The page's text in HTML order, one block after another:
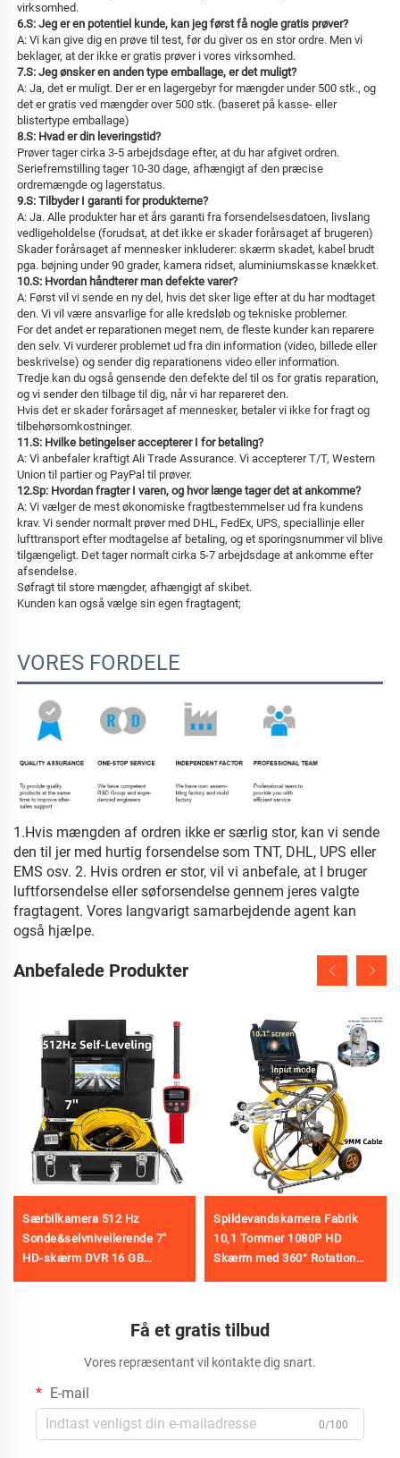
virksomhed.
6.S: Jeg er en potentiel kunde, kan jeg først få nogle gratis prøver?
A: Vi kan give dig en prøve til test, før du giver os en stor ordre. Men vi
beklager, at der ikke er gratis prøver i vores virksomhed.
7.S: Jeg ønsker en anden type emballage, er det muligt?
A: Ja, det er muligt. Der er en lagergebyr for mængder under 500 stk., og
det er gratis ved mængder over 500 stk. (baseret på kasse- eller
blistertype emballage)
8.S: Hvad er din leveringstid?
Prøver tager cirka 3-5 arbejdsdage efter, at du har afgivet ordren.
Seriefremstilling tager 10-30 dage, afhængigt af den præcise
ordremængde og lagerstatus.
9.S: Tilbyder I garanti for produkterne?
A: Ja. Alle produkter har et års garanti fra forsendelsesdatoen, livslang
vedligeholdelse (forudsat, at det ikke er skader forårsaget af brugeren)
Skader forårsaget af mennesker inkluderer: skærm skadet, kabel brudt
pga. bøjning under 90 grader, kamera ridset, aluminiumskasse knækket.
10.S: Hvordan håndterer man defekte varer?
A: Først vil vi sende en ny del, hvis det sker lige efter at du har modtaget
den. Vi vil være ansvarlige for alle kredsløb og tekniske problemer.
For det andet er reparationen meget nem, de fleste kunder kan reparere
den selv. Vi vurderer problemet ud fra din information (video, billede eller
beskrivelse) og sender dig reparationens video eller information.
Tredje kan du også gensende den defekte del til os for gratis reparation,
og vi sender den tilbage til dig, når vi har repareret den.
Hvis det er skader forårsaget af mennesker, betaler vi ikke for fragt og
tilbehørsomkostninger.
11.S: Hvilke betingelser accepterer I for betaling?
A: Vi anbefaler kraftigt Ali Trade Assurance. Vi accepterer T/T, Western
Union til partier og PayPal til prøver.
12.Sp: Hvordan fragter I varen, og hvor længe tager det at ankomme?
A: Vi vælger de mest økonomiske fragtbestemmelser ud fra kundens
krav. Vi sender normalt prøver med DHL, FedEx, UPS, speciallinje eller
lufttransport efter modtagelse af betaling, og et sporingsnummer vil blive
tilgængeligt. Det tager normalt cirka 5-7 arbejdsdage at ankomme efter
afsendelse.
Søfragt til store mængder, afhængigt af skibet.
Kunden kan også vælge sin egen fragtagent;
VORES FORDELE
1.Hvis mængden af ordren ikke er særlig stor, kan vi sende
den til jer med hurtig forsendelse som TNT, DHL, UPS eller
EMS osv. 2. Hvis ordren er stor, vil vi anbefale, at I bruger
luftforsendelse eller søforsendelse gennem jeres valgte
fragtagent. Vores langvarigt samarbejdende agent kan
også hjælpe.
Anbefalede Produkter
Særbilkamera 512 Hz
Sonde&selvnivellerende 7"
HD-skærm DVR 16 GB
Spildevandskamera Fabrik
10,1 Tommer 1080P HD
Skærm med 360° Rotation
10- 200m Valgfri
Få et gratis tilbud
Vores repræsentant vil kontakte dig snart.
E-mail
0/100